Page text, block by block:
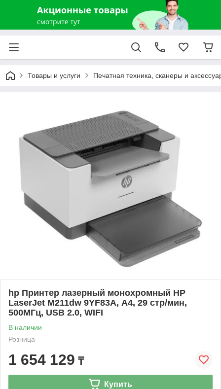
Товары и услуги Печатная техника, сканеры и
hp Принтер лазерный монохромный HP
LaserJet M211dw 9YF83A, А4, 29 стр/мин,
500МГц, USB 2.0, WIFI
В наличии
Розница
1 654 129 ₸
Купить